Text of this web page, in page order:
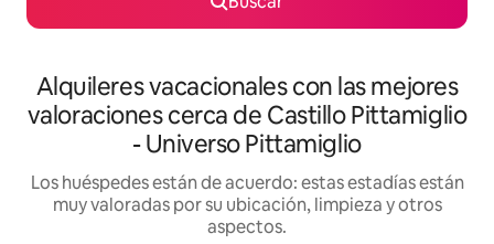
Alquileres vacacionales con las mejores
valoraciones cerca de Castillo Pittamiglio
- Universo Pittamiglio
Los huéspedes están de acuerdo: estas estadías están
muy valoradas por su ubicación, limpieza y otros
aspectos.